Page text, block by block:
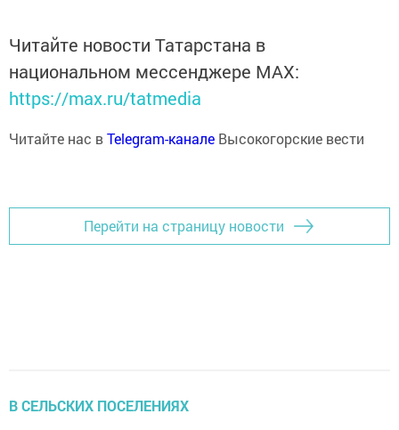
Читайте новости Татарстана в
национальном мессенджере MАХ:
https://max.ru/tatmedia
Читайте нас вTelegram-канале Высокогорские вести
Перейти на страницу новости
В СЕЛЬСКИХ ПОСЕЛЕНИЯХ